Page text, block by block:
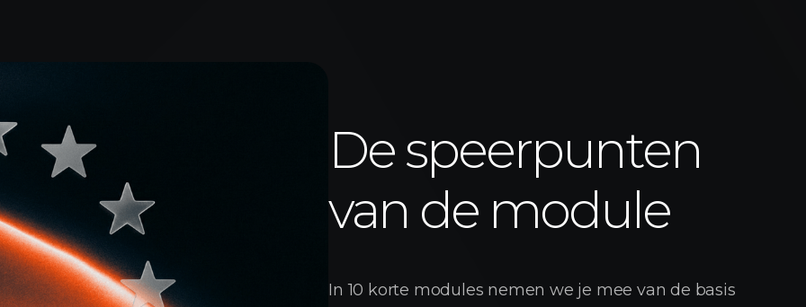
De speerpunten
van de module
In 10 korte modules nemen we je mee van de basis